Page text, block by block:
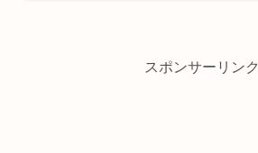
スポンサーリンク